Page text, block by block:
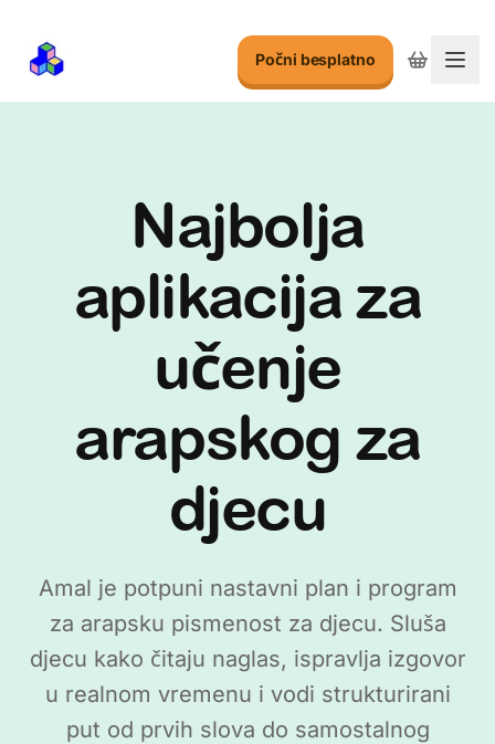
Počni besplatno
Najbolja
aplikacija za
učenje
arapskog za
djecu
Amal je potpuni nastavni plan i program
za arapsku pismenost za djecu. Sluša
djecu kako čitaju naglas, ispravlja izgovor
u realnom vremenu i vodi strukturirani
put od prvih slova do samostalnog